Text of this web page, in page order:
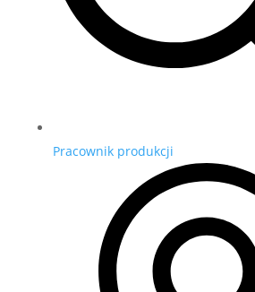
Pracownik produkcji